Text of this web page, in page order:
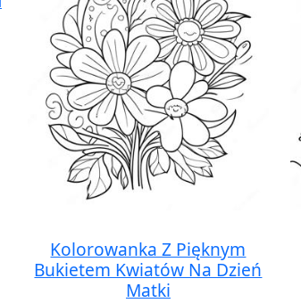
Kolorowanka Z Pięknym
Bukietem Kwiatów Na Dzień
Matki